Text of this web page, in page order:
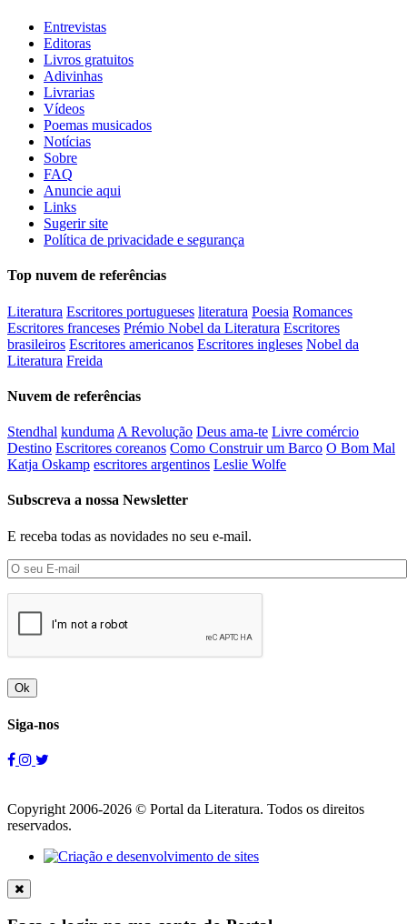
Entrevistas
Editoras
Livros gratuitos
Adivinhas
Livrarias
Vídeos
Poemas musicados
Notícias
Sobre
FAQ
Anuncie aqui
Links
Sugerir site
Política de privacidade e segurança
Top nuvem de referências
Literatura Escritores portugueses literatura Poesia Romances
Escritores franceses Prémio Nobel da Literatura Escritores
brasileiros Escritores americanos Escritores ingleses Nobel da
Literatura Freida
Nuvem de referências
Stendhal kunduma A Revolução Deus ama-te Livre comércio
Destino Escritores coreanos Como Construir um Barco O Bom Mal
Katja Oskamp escritores argentinos Leslie Wolfe
Subscreva a nossa Newsletter
E receba todas as novidades no seu e-mail.
Ok
Siga-nos
Copyright 2006-2026 © Portal da Literatura. Todos os direitos
reservados.